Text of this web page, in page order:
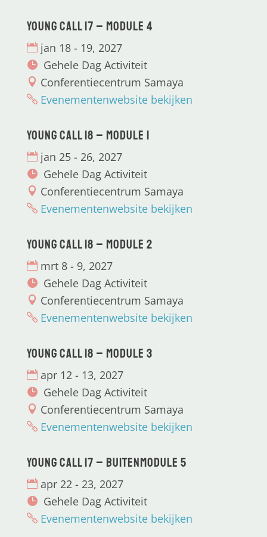
Young CALL 17 – Module 4
jan 18 - 19, 2027
Gehele Dag Activiteit
Conferentiecentrum Samaya
Evenementenwebsite bekijken
Young CALL 18 – Module 1
jan 25 - 26, 2027
Gehele Dag Activiteit
Conferentiecentrum Samaya
Evenementenwebsite bekijken
Young CALL 18 – Module 2
mrt 8 - 9, 2027
Gehele Dag Activiteit
Conferentiecentrum Samaya
Evenementenwebsite bekijken
Young CALL 18 – Module 3
apr 12 - 13, 2027
Gehele Dag Activiteit
Conferentiecentrum Samaya
Evenementenwebsite bekijken
Young CALL 17 – Buitenmodule 5
apr 22 - 23, 2027
Gehele Dag Activiteit
Evenementenwebsite bekijken